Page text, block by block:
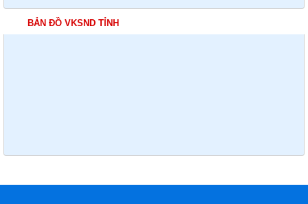
BẢN ĐỒ VKSND TỈNH